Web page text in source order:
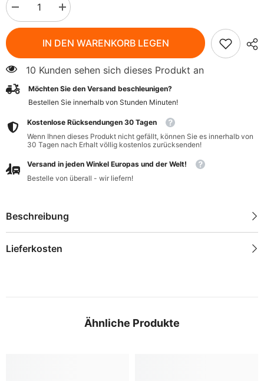
verringern
für
Gemahlenes
aus
junger
Gerste
100g
INTENSON
Menge
erhöhen
für
Gemahlenes
Pulver
Gerste
INTENSON
IN DEN WARENKORB LEGEN
10 Kunden sehen sich dieses Produkt an
Möchten Sie den Versand beschleunigen?
Bestellen Sie innerhalb von Stunden Minuten!
Kostenlose Rücksendungen 30 Tagen
Wenn Ihnen dieses Produkt nicht gefällt, können Sie es innerhalb von
30 Tagen nach Erhalt völlig kostenlos zurücksenden!
Versand in jeden Winkel Europas und der Welt!
Bestelle von überall - wir liefern!
Beschreibung
Lieferkosten
Ähnliche Produkte